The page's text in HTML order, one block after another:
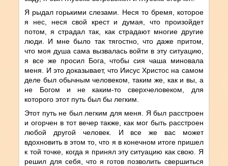
Я рыдал горькими слезами. Неся то бремя, которое
я нес, неся свой крест и думая, что произойдет
потом, я страдал так, как страдают многие другие
люди. И мне было так тягостно, что даже притом,
что моя душа сама вызвалась войти в эту ситуацию,
я все же просил Бога, чтобы сия чаша миновала
меня. И это доказывает, что Иисус Христос на самом
деле был обычным человеком, таким же, как и вы, а
не Богом и не каким-то сверхчеловеком, для
которого этот путь был бы легким.
Этот путь не был легким для меня. Я был расстроен
и огорчен в тот вечер также, как мог быть расстроен
любой другой человек. И все же вас может
вдохновить в этом то, что я в конечном итоге пришел
к той точке, когда я принял эту ситуацию как свою. Я
решил для себя, что я готов позволить свершиться